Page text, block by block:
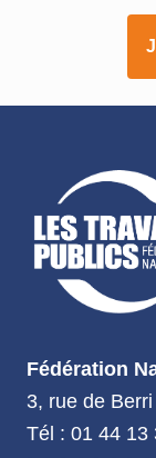
Fédération
3, rue de
Tél : 01 44 13